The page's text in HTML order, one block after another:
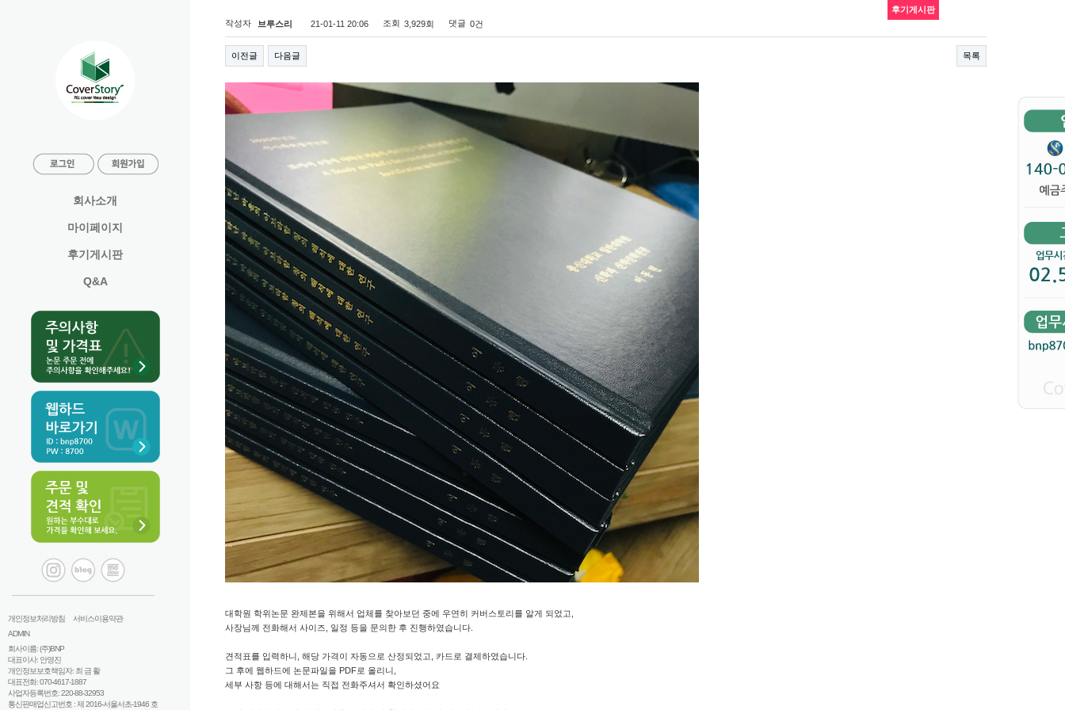
회사소개
마이페이지
후기게시판
Q&A
개인정보처리방침
서비스이용약관
ADMIN
회사이름: (주)BNP
대표이사: 안영진
개인정보보호책임자: 최 금 활
대표전화: 070-4617-1887
사업자등록번호: 220-88-32953
통신판매업신고번호 : 제 2016-서울서초-1946 호
후기게시판
작성자 브루스리 21-01-11 20:06 조회 3,929회 댓글 0건
이전글 다음글 목록
대학원 학위논문 완제본을 위해서 업체를 찾아보던 중에 우연히 커버스토리를 알게 되었고,
사장님께 전화해서 사이즈, 일정 등을 문의한 후 진행하였습니다.
견적표를 입력하니, 해당 가격이 자동으로 산정되었고, 카드로 결제하였습니다.
그 후에 웹하드에 논문파일을 PDF로 올리니,
세부 사항 등에 대해서는 직접 전화주셔서 확인하셨어요